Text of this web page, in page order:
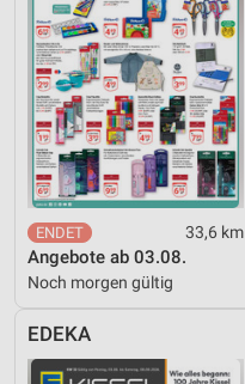
33,6 km
Angebote ab 03.08.
Noch morgen gültig
EDEKA